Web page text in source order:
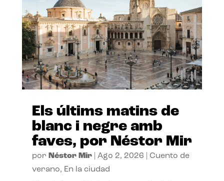
Els últims matins de
blanc i negre amb
faves, por Néstor Mir
por Néstor Mir| Ago 2, 2026
Cuento de
verano, En la ciudad